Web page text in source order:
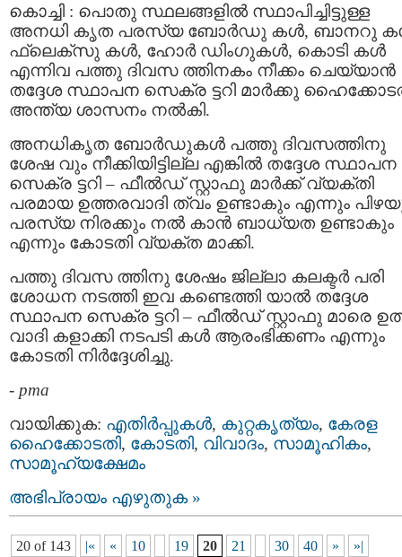
കൊച്ചി : പൊതു സ്ഥലങ്ങളിൽ സ്ഥാപിച്ചിട്ടുള്ള
അനധി കൃത പരസ്യ ബോർഡു കള്‍, ബാനറു
ഫ്ലെക്സു കള്‍, ഹോർ ഡിംഗുകള്‍, കൊടി കള്‍
എന്നിവ പത്തു ദിവസ ത്തിനകം നീക്കം ചെയ്യാൻ
തദ്ദേശ സ്ഥാപന സെക്ര ട്ടറി മാർക്കു
അന്ത്യ ശാസനം നൽകി.
അനധികൃത ബോർഡുകൾ പത്തു ദിവസത്തിനു
ശേഷ വും നീക്കിയിട്ടില്ല എങ്കിൽ തദ്ദേശ സ്ഥാപന
സെക്ര ട്ടറി – ഫീൽഡ് സ്റ്റാഫു മാർക്ക് വ്യക്തി
പരമായ ഉത്തരവാദി ത്വം ഉണ്ടാകും എന്നും
പരസ്യ നിരക്കും നൽ കാൻ ബാധ്യത ഉണ്ടാകും
എന്നും കോടതി വ്യക്ത മാക്കി.
പത്തു ദിവസ ത്തിനു ശേഷം ജില്ലാ കലക്ടർ പരി
ശോധന നടത്തി ഇവ കണ്ടെത്തി യാൽ തദ്ദേശ
സ്ഥാപന സെക്ര ട്ടറി – ഫീൽഡ് സ്റ്റാഫു മാരെ
വാദി കളാക്കി നടപടി കള്‍ ആരംഭിക്കണം എന്നും
കോടതി നിർദ്ദേശിച്ചു.
- pma
വായിക്കുക: എതിര്‍പ്പുകള്‍, കുറ്റകൃത്യം, കേരള
ഹൈക്കോടതി, കോടതി, വിവാദം, സാമൂഹികം,
സാമൂഹ്യക്ഷേമം
അഭിപ്രായം എഴുതുക »
20 of 143 |« « 10 19 20 21 30 40 » »|